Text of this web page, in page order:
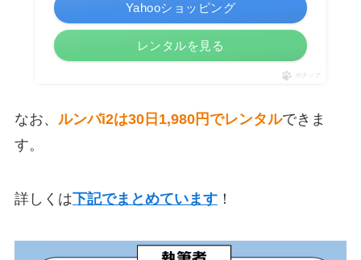
Yahooショッピング
レンタルを見る
ポチップ
なお、 ルンバi2は30日1,980円でレンタルできま
す。
詳しくは下記でまとめています！